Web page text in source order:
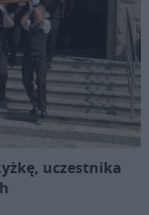
uczestnika